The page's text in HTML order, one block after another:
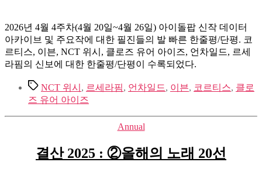
2026년 4월 4주차(4월 20일~4월 26일) 아이돌팝 신작 데이터
아카이브 및 주요작에 대한 필진들의 발 빠른 한줄평/단평. 코
르티스, 이븐, NCT 위시, 클로즈 유어 아이즈, 언차일드, 르세
라핌의 신보에 대한 한줄평/단평이 수록되었다.
TagsNCT 위시 , 르세라핌, 언차일드, 이븐, 코르티스, 클로
즈 유어 아이즈
Categories
Annual
결산 2025 : ②올해의 노래 20선